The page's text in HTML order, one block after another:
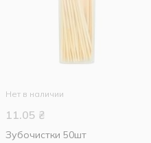
Нет в наличии
11.05 ₴
Зубочистки 50шт